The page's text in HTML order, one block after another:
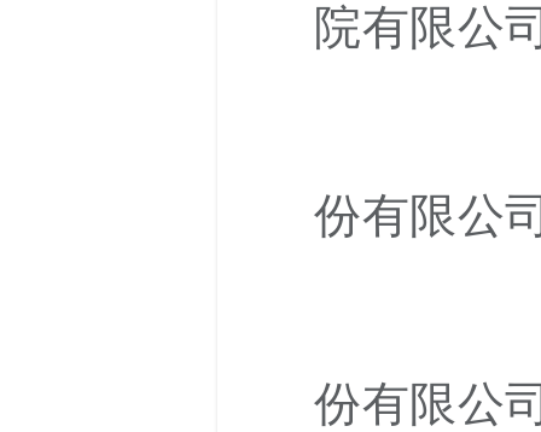
院有限公
份有限公
份有限公